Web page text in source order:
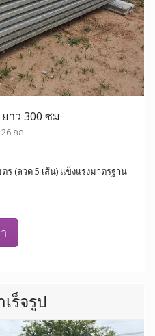
าว 300 ซม
กก
ร (ลวด 5 เส้น) แข็งแรงมาตรฐาน
ร็จรูป